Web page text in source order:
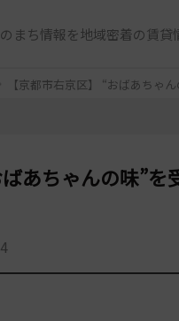
まち情報を地域密着の賃貸
【京都市右京区】 “おばあちゃ
ばあちゃんの味”